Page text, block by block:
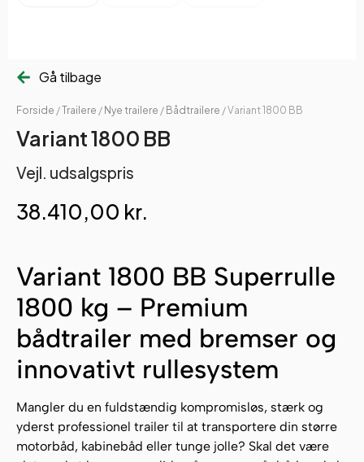
Gå tilbage
Forside /Trailere / Nye trailere / Bådtrailere / Variant 1800 BB
Variant 1800 BB
Vejl. udsalgspris
38.410,00 kr.
Variant 1800 BB Superrulle
1800 kg – Premium
bådtrailer med bremser og
innovativt rullesystem
Mangler du en fuldstændig kompromisløs, stærk og
yderst professionel trailer til at transportere din større
motorbåd, kabinebåd eller tunge jolle? Skal det være